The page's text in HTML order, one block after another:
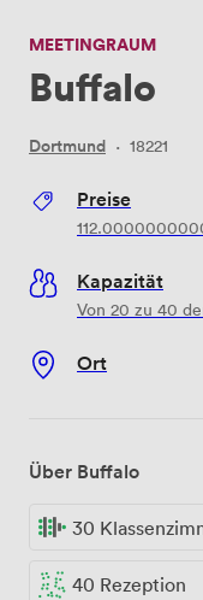
MEETINGRAUM
Buffalo
Dortmund · 18221
Preise
Kapazität
Von 20 zu 40
Ort
Über Buffalo
30
40 Rezeption